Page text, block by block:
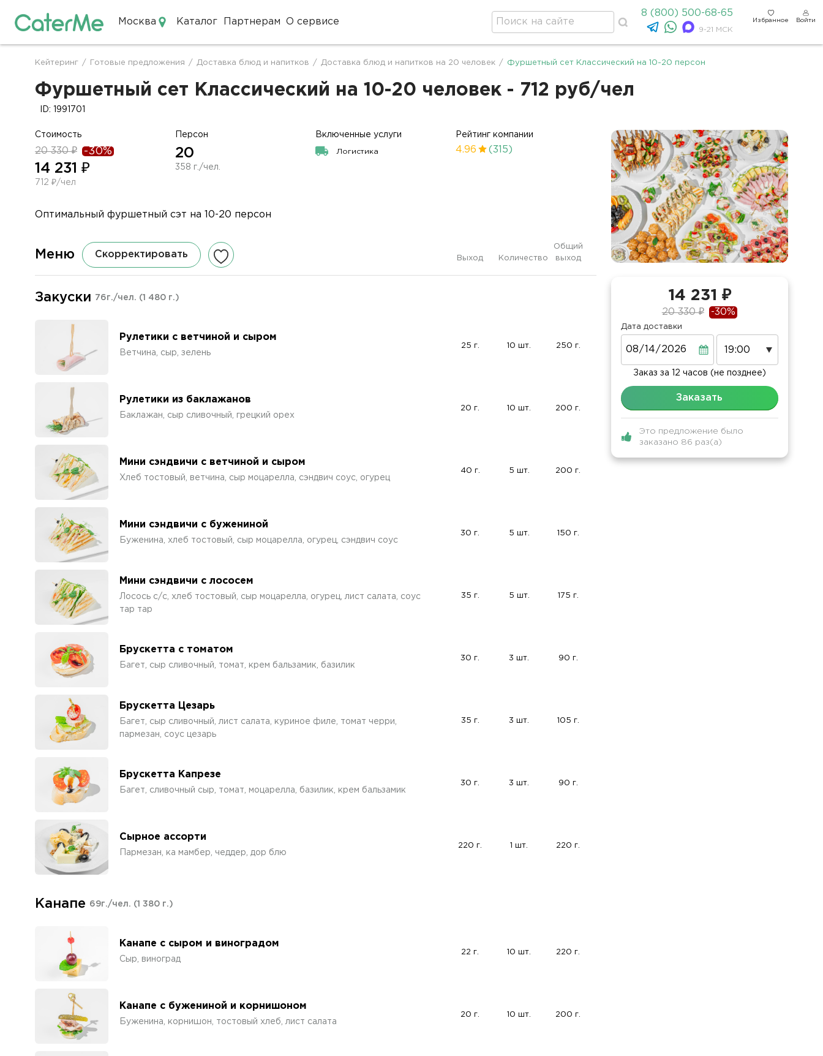
Москва Каталог Партнерам О сервисе
8 (800) 500-68-65
9-21 МСК
Избранное Войти
Строка
навигации
Кейтеринг / Готовые предложения / Доставка блюд и напитков / Доставка блюд и напитков на 20 человек / Фуршетный сет Классический на 10-20 персон
Фуршетный сет Классический на 10-20 человек - 712 руб/чел
ID: 1991701
Стоимость
20 330 ₽ -30%
14 231 ₽
712 ₽/чел
Персон
20
358 г./чел.
Включенные услуги
Логистика
Рейтинг компании
4.96 (315)
Оптимальный фуршетный сэт на 10-20 персон
Меню Скорректировать Выход Количество
Общий
выход
Закуски 76г./чел. (1 480 г.)
Рулетики с ветчиной и сыром
Ветчина, сыр, зелень
25 г. 10 шт. 250 г.
Рулетики из баклажанов
Баклажан, сыр сливочный, грецкий орех
20 г. 10 шт. 200 г.
Мини сэндвичи с ветчиной и сыром
Хлеб тостовый, ветчина, сыр моцарелла, сэндвич соус, огурец
40 г. 5 шт. 200 г.
Мини сэндвичи с бужениной
Буженина, хлеб тостовый, сыр моцарелла, огурец, сэндвич соус
30 г. 5 шт. 150 г.
Мини сэндвичи с лососем
Лосось с/с, хлеб тостовый, сыр моцарелла, огурец, лист салата, соус
тар тар
35 г. 5 шт. 175 г.
Брускетта с томатом
Багет, сыр сливочный, томат, крем бальзамик, базилик
30 г. 3 шт. 90 г.
Брускетта Цезарь
Багет, сыр сливочный, лист салата, куриное филе, томат черри,
пармезан, соус цезарь
35 г. 3 шт. 105 г.
Брускетта Капрезе
Багет, сливочный сыр, томат, моцарелла, базилик, крем бальзамик
30 г. 3 шт. 90 г.
Сырное ассорти
Пармезан, ка мамбер, чеддер, дор блю
220 г. 1 шт. 220 г.
Канапе 69г./чел. (1 380 г.)
Канапе с сыром и виноградом
Сыр, виноград
22 г. 10 шт. 220 г.
Канапе с бужениной и корнишоном
Буженина, корнишон, тостовый хлеб, лист салата
20 г. 10 шт. 200 г.
14 231 ₽
20 330 ₽ -30%
Дата доставки
Заказ за 12 часов (не позднее)
Заказать
Это предложение было
заказано 86 раз(а)